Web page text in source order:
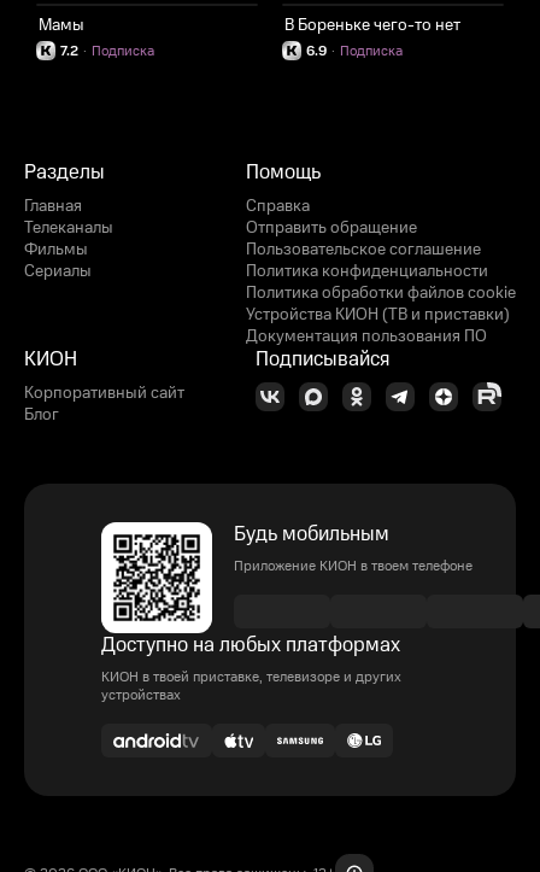
Мамы
7.2 Подписка
·
В Бореньке чего-то нет
6.9 Подписка
·
Разделы
Главная
Телеканалы
Фильмы
Сериалы
Помощь
Справка
Отправить обращение
Пользовательское соглашение
Политика конфиденциальности
Политика обработки файлов cookie
Устройства КИОН (ТВ и приставки)
Документация пользования ПО
КИОН
Корпоративный сайт
Блог
Подписывайся
Будь мобильным
Приложение КИОН в твоем телефоне
Доступно на любых платформах
КИОН в твоей приставке, телевизоре и других
устройствах